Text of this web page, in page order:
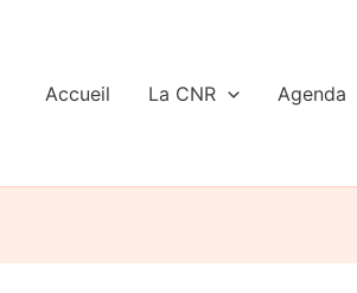
Accueil La CNR Agenda